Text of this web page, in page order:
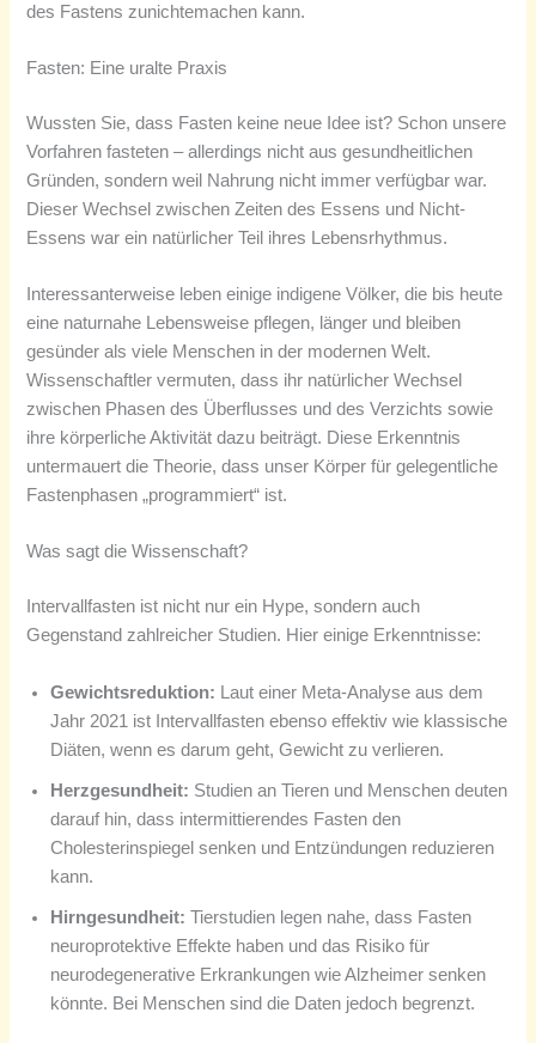
des Fastens zunichtemachen kann.
Fasten: Eine uralte Praxis
Wussten Sie, dass Fasten keine neue Idee ist? Schon unsere
Vorfahren fasteten – allerdings nicht aus gesundheitlichen
Gründen, sondern weil Nahrung nicht immer verfügbar war.
Dieser Wechsel zwischen Zeiten des Essens und Nicht-
Essens war ein natürlicher Teil ihres Lebensrhythmus.
Interessanterweise leben einige indigene Völker, die bis heute
eine naturnahe Lebensweise pflegen, länger und bleiben
gesünder als viele Menschen in der modernen Welt.
Wissenschaftler vermuten, dass ihr natürlicher Wechsel
zwischen Phasen des Überflusses und des Verzichts sowie
ihre körperliche Aktivität dazu beiträgt. Diese Erkenntnis
untermauert die Theorie, dass unser Körper für gelegentliche
Fastenphasen „programmiert“ ist.
Was sagt die Wissenschaft?
Intervallfasten ist nicht nur ein Hype, sondern auch
Gegenstand zahlreicher Studien. Hier einige Erkenntnisse:
Gewichtsreduktion: Laut einer Meta-Analyse aus dem
Jahr 2021 ist Intervallfasten ebenso effektiv wie klassische
Diäten, wenn es darum geht, Gewicht zu verlieren.
Herzgesundheit: Studien an Tieren und Menschen deuten
darauf hin, dass intermittierendes Fasten den
Cholesterinspiegel senken und Entzündungen reduzieren
kann.
Hirngesundheit: Tierstudien legen nahe, dass Fasten
neuroprotektive Effekte haben und das Risiko für
neurodegenerative Erkrankungen wie Alzheimer senken
könnte. Bei Menschen sind die Daten jedoch begrenzt.